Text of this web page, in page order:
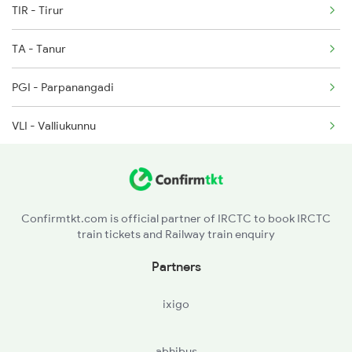
6308 Can Allp Spl
6323 Cbe Maq Express
TIR - Tirur
TA - Tanur
PGI - Parpanangadi
VLI - Valliukunnu
Confirmtkt.com is official partner of IRCTC to book IRCTC
train tickets and Railway train enquiry
Partners
ixigo